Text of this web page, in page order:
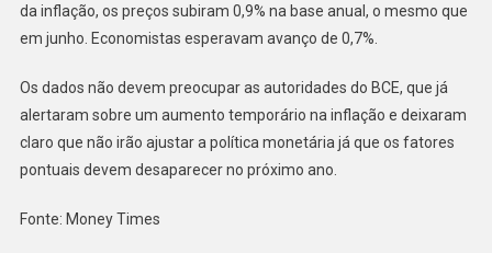
da inflação, os preços subiram 0,9% na base anual, o mesmo que
em junho. Economistas esperavam avanço de 0,7%.
Os dados não devem preocupar as autoridades do BCE, que já
alertaram sobre um aumento temporário na inflação e deixaram
claro que não irão ajustar a política monetária já que os fatores
pontuais devem desaparecer no próximo ano.
Fonte: Money Times